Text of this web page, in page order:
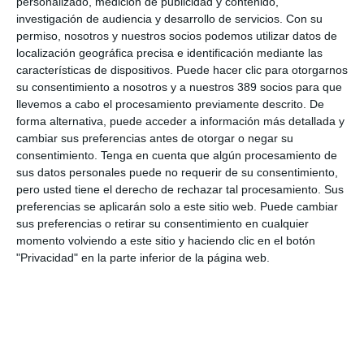
investigación de audiencia y desarrollo de servicios. Con su
permiso, nosotros y nuestros socios podemos utilizar datos de
localización geográfica precisa e identificación mediante las
características de dispositivos. Puede hacer clic para otorgarnos
su consentimiento a nosotros y a nuestros 389 socios para que
llevemos a cabo el procesamiento previamente descrito. De
forma alternativa, puede acceder a información más detallada y
cambiar sus preferencias antes de otorgar o negar su
consentimiento. Tenga en cuenta que algún procesamiento de
sus datos personales puede no requerir de su consentimiento,
pero usted tiene el derecho de rechazar tal procesamiento. Sus
preferencias se aplicarán solo a este sitio web. Puede cambiar
sus preferencias o retirar su consentimiento en cualquier
momento volviendo a este sitio y haciendo clic en el botón
"Privacidad" en la parte inferior de la página web.
LO ÚLTIMO
Reale asegura la 72ª edición del Festival Internacional de Teatro
Clásico de Mérida
Aún quedan reglamentos pendientes para completar la Ley
5/2025 del seguro obligatorio
Swiss Re aumenta su beneficio neto un 9% hasta los 2.800
millones de dólares en el primer semestre
Avanza: "El seguro continúa canalizando el ahorro de las
familias"
La movilidad internacional plantea nuevos retos para el seguro
de Decesos
Debate profesional: ¿el incendio de Madrid se considera hecho